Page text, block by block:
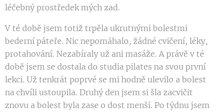
léčebný prostředek mých zad.
V té době jsem totiž trpěla ukrutnými bolestmi
bederní páteře. Nic nepomáhalo, žádné cvičení, léky,
protahování. Nezabíraly už ani masáže. A právě v té
době jsem se dostala do studia pilates na svou první
lekci. Už tenkrát poprvé se mi hodně ulevilo a bolest
na chvíli ustoupila. Druhý den jsem si šla zacvičit
znovu a bolest byla zase o dost menší. Po týdnu jsem